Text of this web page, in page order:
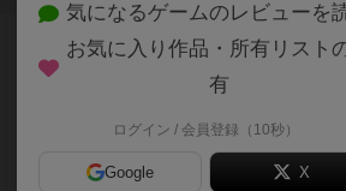
153名が参考 0名がナイス 0
(アジアが舞台となっているせっかく
寄せて超訳しました。必ず購入した
気になるゲームのレビューを
お気に入り作品・所有リスト
有
ログイン / 会員登録（10秒）
Google X